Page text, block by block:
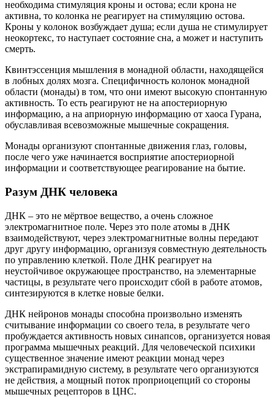
необходима стимуляция кроны и остова; если крона не
активна, то колонка не реагирует на стимуляцию остова.
Кроны у колонок возбуждает душа; если душа не стимулирует
неокортекс, то наступает состояние сна, а может и наступить
смерть.
Квинтэссенция мышления в монадной области, находящейся
в лобных долях мозга. Специфичность колонок монадной
области (монады) в том, что они имеют высокую спонтанную
активность. То есть реагируют не на апостериорную
информацию, а на априорную информацию от хаоса Гурана,
обуславливая всевозможные мышечные сокращения.
Монады организуют спонтанные движения глаз, головы,
после чего уже начинается восприятие апостериорной
информации и соответствующее реагирование на бытие.
Разум ДНК человека
ДНК – это не мёртвое вещество, а очень сложное
электромагнитное поле. Через это поле атомы в ДНК
взаимодействуют, через электромагнитные волны передают
друг другу информацию, организуя совместную деятельность
по управлению клеткой. Поле ДНК реагирует на
неустойчивое окружающее пространство, на элементарные
частицы, в результате чего происходит сбой в работе атомов,
синтезируются в клетке новые белки.
ДНК нейронов монады способна произвольно изменять
считывание информации со своего тела, в результате чего
пробуждается активность новых синапсов, организуется новая
программа мышечных реакций. Для человеческой психики
существенное значение имеют реакции монад через
экстрапирамидную систему, в результате чего организуются
не действия, а мощный поток проприоцепций со стороны
мышечных рецепторов в ЦНС.